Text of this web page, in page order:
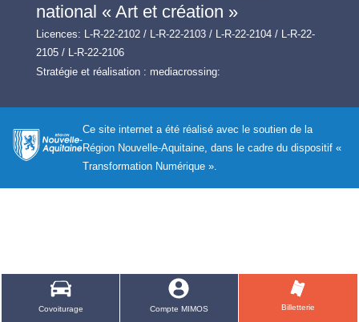
Covoiturage Compte MIMOS Billetterie
national « Art et création »
Licences: L-R-22-2102 / L-R-22-2103 / L-R-22-2104 / L-R-22-
2105 / L-R-22-2106
Stratégie et réalisation : mediacrossing:
Ce site internet a été réalisé avec le soutien de la
Région Nouvelle-Aquitaine, dans le cadre du dispositif «
Transformation Numérique ».